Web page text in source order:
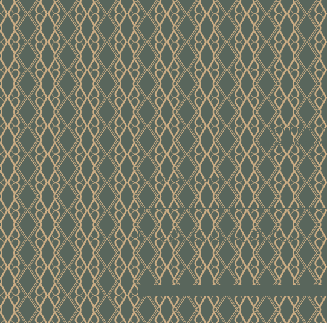
Schrijf je in
uitgenodigd
Voer hier je mailadres in
Ik ga akkoord met de algemene
voorwaarden Bekijk de voorwaarden